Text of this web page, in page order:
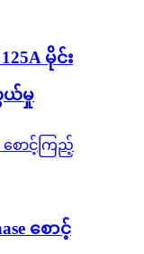
မိုင်း
ယ်မှု
စောင့်